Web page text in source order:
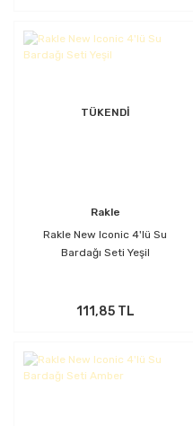
TÜKENDİ
Rakle
Rakle New Iconic 4'lü Su
Bardağı Seti Yeşil
111,85 TL